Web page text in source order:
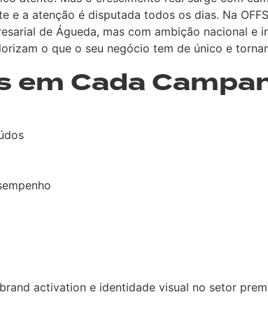
a atenção é disputada todos os dias. Na
de Águeda, mas com ambição nacional
o que o seu negócio tem de único e
em Cada
activation e identidade visual no setor